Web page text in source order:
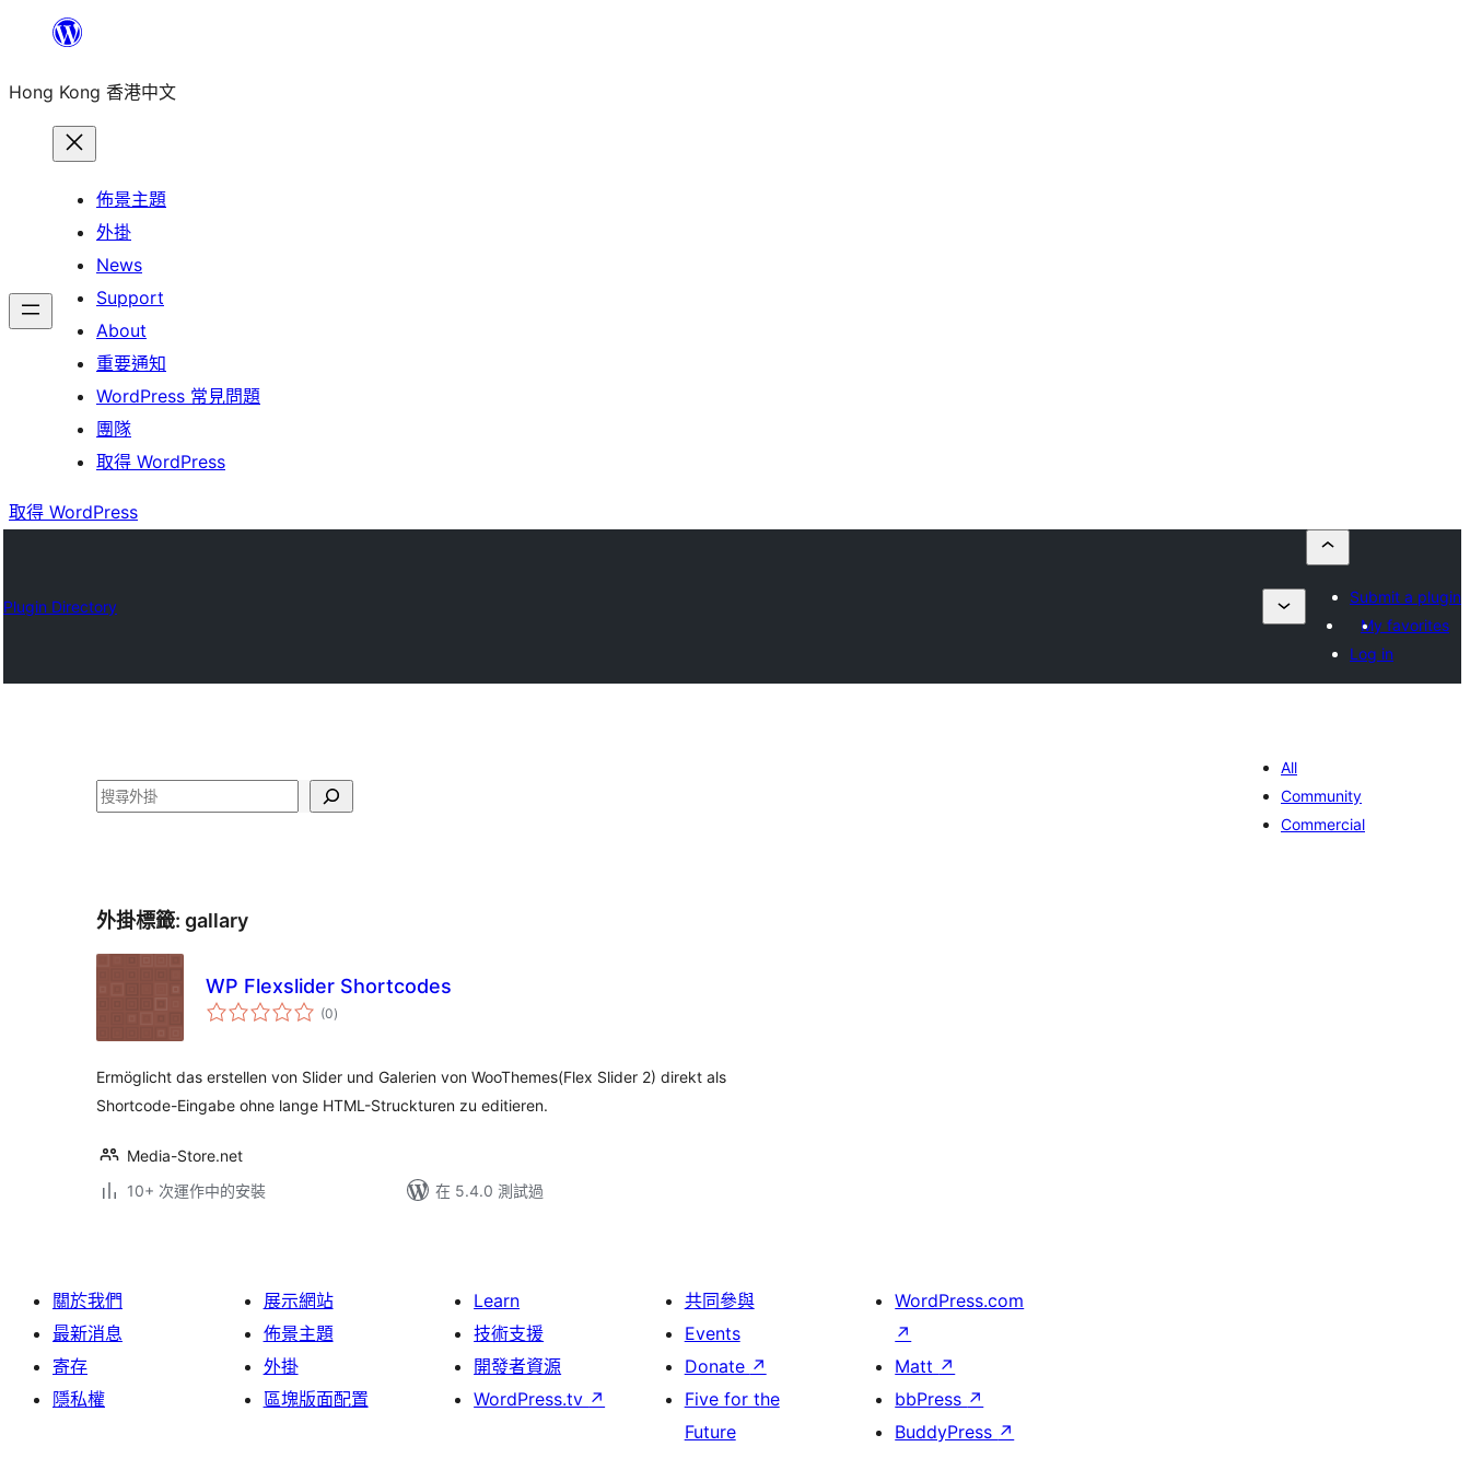
主
Hong Kong 香港中文
佈景主題
外掛
News
Support
About
重要通知
WordPress 常見問題
團隊
取得 WordPress
取得 WordPress
Plugin Directory
Submit a plugin
My favorites
Log in
搜
All
Community
Commercial
外掛標籤: gallary
WP Flexslider Shortcodes
(0總
評)
Ermöglicht das erstellen von Slider und Galerien von WooThemes(Flex Slider 2) direkt als
Shortcode-Eingabe ohne lange HTML-Struckturen zu editieren.
Media-Store.net
10+ 次運作中的安裝
在 5.4.0 測試過
關於我們
最新消息
寄存
隱私權
展示網站
佈景主題
外掛
區塊版面配置
Learn
技術支援
開發者資源
WordPress.tv ↗
共同參與
Events
Donate ↗
Five for the
Future
WordPress.com
↗
Matt ↗
bbPress ↗
BuddyPress ↗